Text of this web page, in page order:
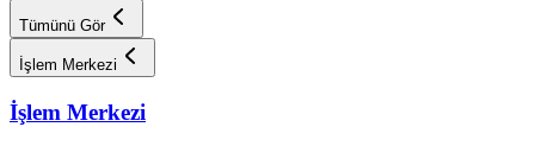
Tümünü Gör
İşlem Merkezi
İşlem Merkezi